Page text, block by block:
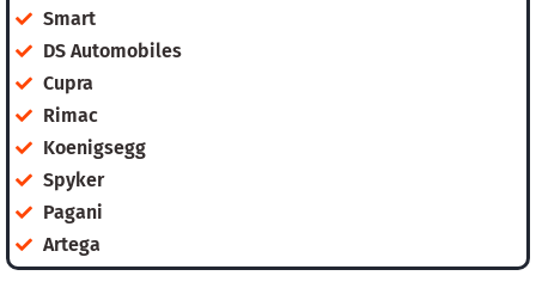
Smart
DS Automobiles
Cupra
Rimac
Koenigsegg
Spyker
Pagani
Artega